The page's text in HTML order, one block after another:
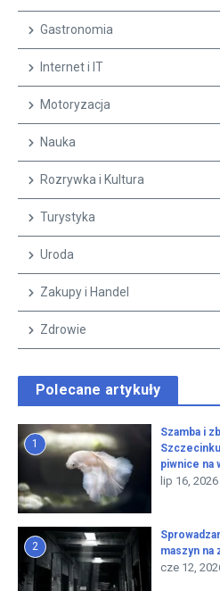
Gastronomia
Internet i IT
Motoryzacja
Nauka
Rozrywka i Kultura
Turystyka
Uroda
Zakupy i Handel
Zdrowie
Polecane artykuły
1
Szamba i
piwnice na
lip 16, 2026
2
maszyn na
cze 12,